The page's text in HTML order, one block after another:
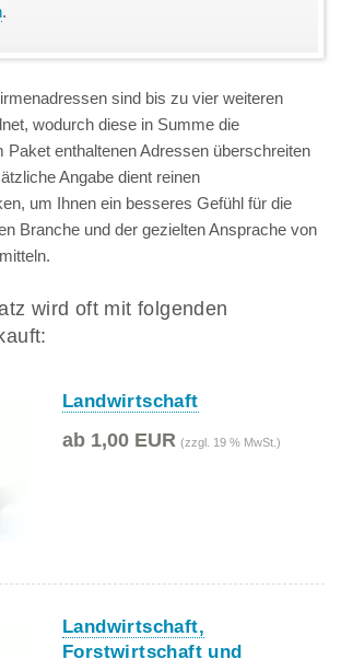
.
sind bis zu vier weiteren
wodurch diese in Summe die
Paket enthaltenen Adressen überschreiten
Angabe dient reinen
um Ihnen ein besseres Gefühl für die
Branche und der gezielten Ansprache von
wird oft mit folgenden
Landwirtschaft
ab 1,00 EUR (zzgl. 19 % MwSt.)
Landwirtschaft,
Forstwirtschaft und